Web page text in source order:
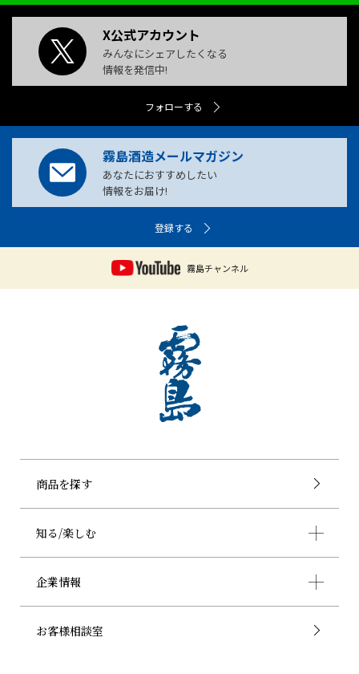
X公式アカウント
みんなにシェアしたくなる
情報を発信中!
フォローする
霧島酒造メールマガジン
あなたにおすすめしたい
情報をお届け!
登録する
霧島チャンネル
商品を探す
知る/楽しむ
企業情報
お客様相談室